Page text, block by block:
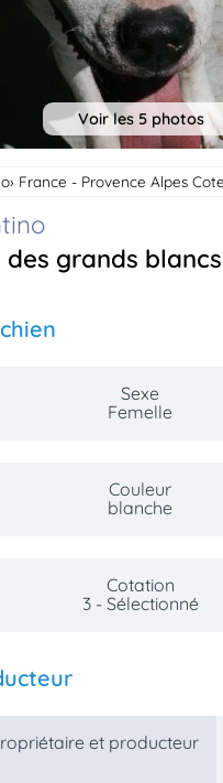
Voir les 5 photos
France - Provence Alpes
grands
Sexe
Femelle
Couleur
blanche
Cotation
3 - Sélectionné
et producteur